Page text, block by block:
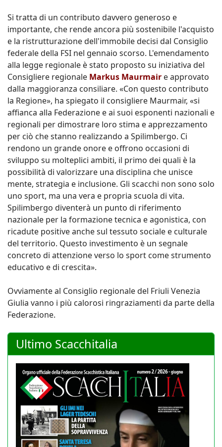
Si tratta di un contributo davvero generoso e
importante, che rende ancora più sostenibile l'acquisto
e la ristrutturazione dell'immobile decisi dal Consiglio
federale della FSI nel gennaio scorso. L'emendamento
alla legge regionale è stato proposto su iniziativa del
Consigliere regionale Markus Maurmair e approvato
dalla maggioranza consiliare. «Con questo contributo
la Regione», ha spiegato il consigliere Maurmair, «si
affianca alla Federazione e ai suoi esponenti nazionali e
regionali per dimostrare loro stima e apprezzamento
per ciò che stanno realizzando a Spilimbergo. Ci
rendono un grande onore e offrono occasioni di
sviluppo su molteplici ambiti, il primo dei quali è la
possibilità di valorizzare una disciplina che unisce
mente, strategia e inclusione. Gli scacchi non sono solo
uno sport, ma una vera e propria scuola di vita.
Spilimbergo diventerà un punto di riferimento
nazionale per la formazione tecnica e agonistica, con
ricadute positive anche sul tessuto sociale e culturale
del territorio. Questo investimento è un segnale
concreto di attenzione verso lo sport come strumento
educativo e di crescita».
Ovviamente al Consiglio regionale del Friuli Venezia
Giulia vanno i più calorosi ringraziamenti da parte della
Federazione.
Ultimo Scacchitalia